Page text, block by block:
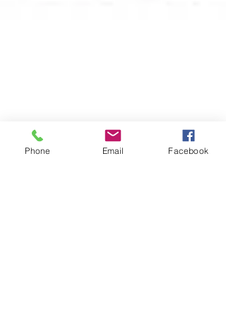
Phone Email Facebook